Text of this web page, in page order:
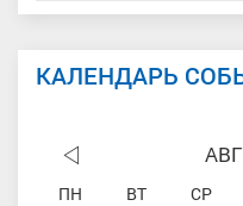
КАЛЕНДАРЬ
ПН ВТ СР